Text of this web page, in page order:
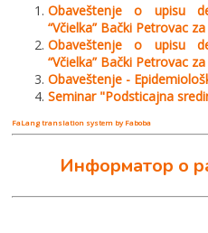
Obaveštenje o upisu
“Včielka” Bački Petrovac
Obaveštenje o upisu
“Včielka” Bački Petrovac
Obaveštenje -
Seminar "Podsticajna
FaLang translation system by Faboba
Информатор о